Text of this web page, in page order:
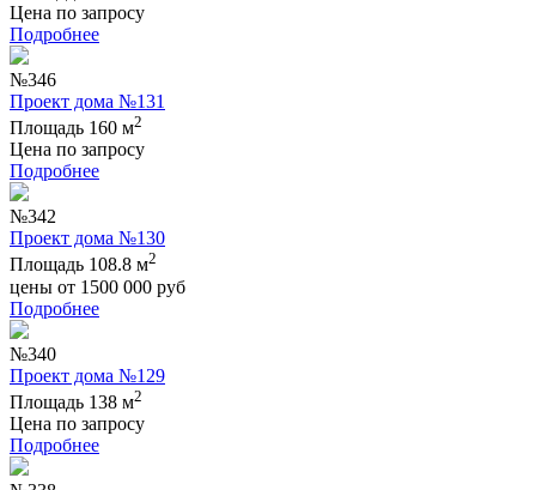
Цена по запросу
Подробнее
№346
Проект дома №131
Площадь 160 м2
Цена по запросу
Подробнее
№342
Проект дома №130
Площадь 108.8 м2
цены от 1500 000 руб
Подробнее
№340
Проект дома №129
Площадь 138 м2
Цена по запросу
Подробнее